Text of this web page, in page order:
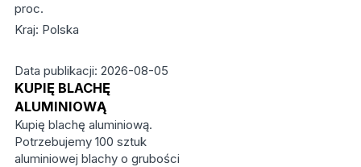
proc.
Kraj: Polska
Data publikacji: 2026-08-05
KUPIĘ BLACHĘ
ALUMINIOWĄ
Kupię blachę aluminiową.
Potrzebujemy 100 sztuk
aluminiowej blachy o grubości